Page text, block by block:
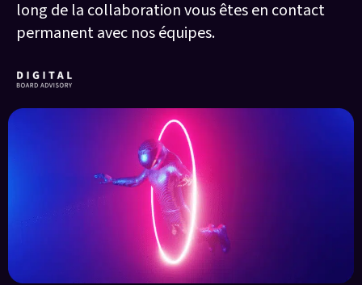
long de la collaboration vous êtes en contact
permanent avec nos équipes.